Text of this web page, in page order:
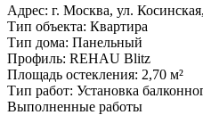
Адрес: г. Москва, ул.
Тип объекта: Квартира
Тип дома: Панельный
Профиль: REHAU Blitz
Площадь остекления: 2,70 м²
Тип работ: Установка
Выполненные работы